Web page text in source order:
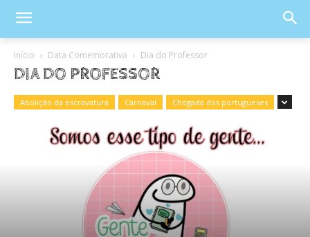
Início Data Comemorativa Dia do Professor
DIA DO PROFESSOR
Abolição da escravatura Carnaval Chegada dos portugueses